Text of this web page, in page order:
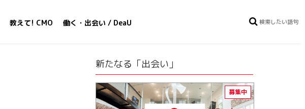
教えて! CMO 働く・出会い / DeaU
新たなる「出会い」